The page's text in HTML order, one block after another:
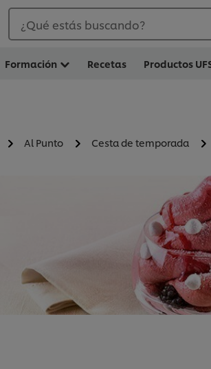
¿Qué estás buscando?
Formación Recetas Productos
Al Punto Cesta de temporada